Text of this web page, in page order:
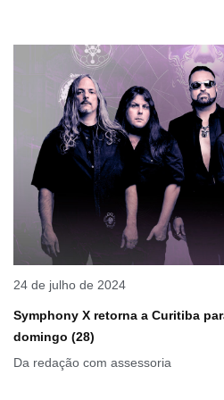
24 de julho de 2024
Symphony X retorna a Curitiba
domingo (28)
Da redação com assessoria